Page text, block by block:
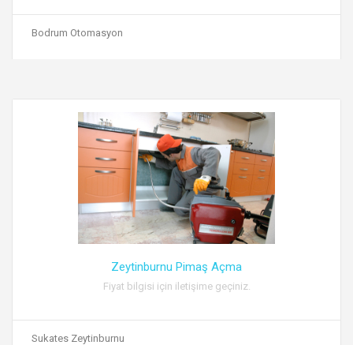
Bodrum Otomasyon
Zeytinburnu Pimaş Açma
Fiyat bilgisi için iletişime geçiniz.
Sukates Zeytinburnu